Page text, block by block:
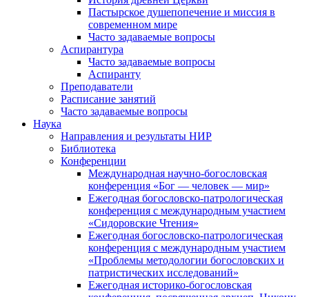
Пастырское душепопечение и миссия в
современном мире
Часто задаваемые вопросы
Аспирантура
Часто задаваемые вопросы
Аспиранту
Преподаватели
Расписание занятий
Часто задаваемые вопросы
Наука
Направления и результаты НИР
Библиотека
Конференции
Международная научно-богословская
конференция «Бог — человек — мир»
Ежегодная богословско-патрологическая
конференция с международным участием
«Сидоровские Чтения»
Ежегодная богословско-патрологическая
конференция с международным участием
«Проблемы методологии богословских и
патристических исследований»
Ежегодная историко-богословская